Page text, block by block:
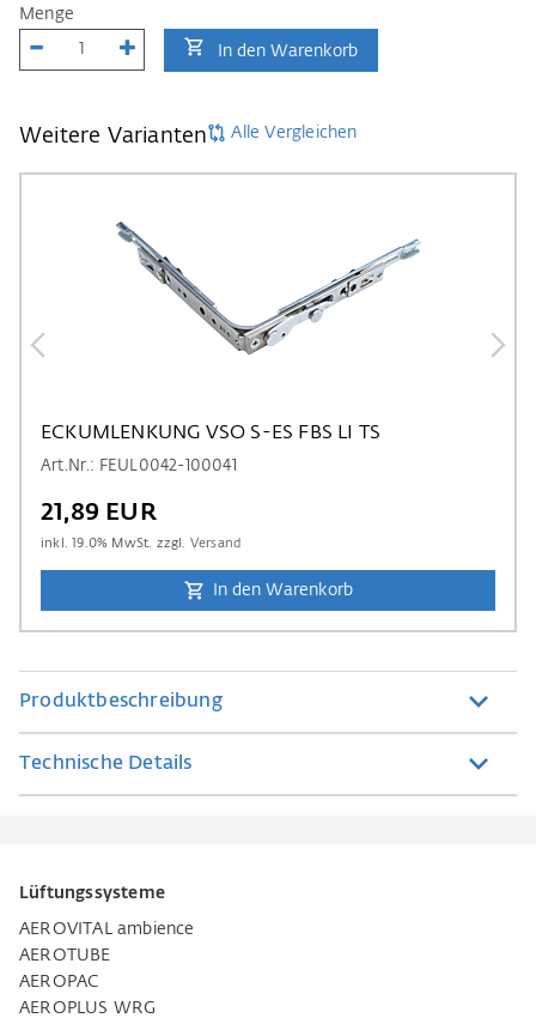
Menge
In den Warenkorb
Weitere Varianten Alle Vergleichen
ECKUMLENKUNG VSO S-ES FBS LI TS
Art.Nr.: FEUL0042-100041
21,89 EUR
inkl.19.0% MwSt. zzgl. Versand
In den Warenkorb
Produktbeschreibung
Technische Details
Lüftungssysteme
AEROVITAL ambience
AEROTUBE
AEROPAC
AEROPLUS WRG